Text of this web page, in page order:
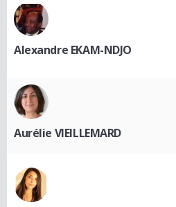
Alexandre EKAM-NDJO
Aurélie VIEILLEMARD